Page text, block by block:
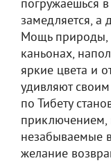
погружаешься
замедляется, а
Мощь природы,
каньонах,
яркие цвета и
удивляют
по Тибету
приключением,
незабываемые
желание